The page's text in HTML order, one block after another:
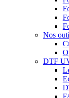
Nos
DTF